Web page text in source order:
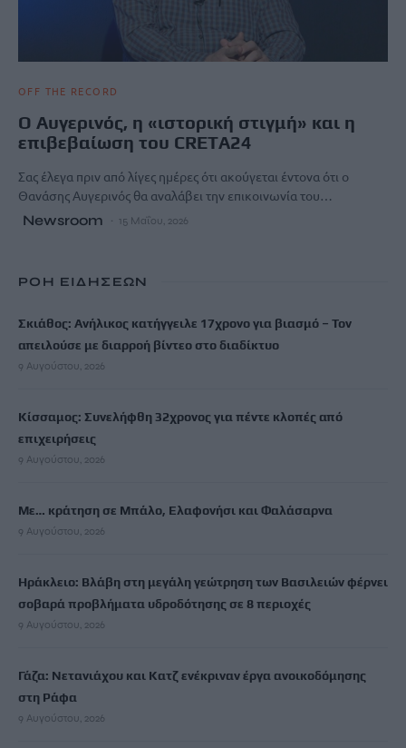
OFF THE RECORD
Ο Αυγερινός, η «ιστορική στιγμή» και η
επιβεβαίωση του CRETA24
Σας έλεγα πριν από λίγες ημέρες ότι ακούγεται έντονα ότι ο
Θανάσης Αυγερινός θα αναλάβει την επικοινωνία του…
Newsroom 15 Μαΐου, 2026
ΡΟΗ ΕΙΔΗΣΕΩΝ
Σκιάθος: Ανήλικος κατήγγειλε 17χρονο για βιασμό – Τον
απειλούσε με διαρροή βίντεο στο διαδίκτυο
9 Αυγούστου, 2026
Κίσσαμος: Συνελήφθη 32χρονος για πέντε κλοπές από
επιχειρήσεις
9 Αυγούστου, 2026
Με… κράτηση σε Μπάλο, Ελαφονήσι και Φαλάσαρνα
9 Αυγούστου, 2026
Ηράκλειο: Βλάβη στη μεγάλη γεώτρηση των Βασιλειών φέρνει
σοβαρά προβλήματα υδροδότησης σε 8 περιοχές
9 Αυγούστου, 2026
Γάζα: Νετανιάχου και Κατζ ενέκριναν έργα ανοικοδόμησης
στη Ράφα
9 Αυγούστου, 2026